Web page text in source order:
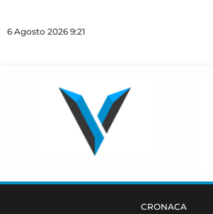
6 Agosto 2026 9:21
CRONACA